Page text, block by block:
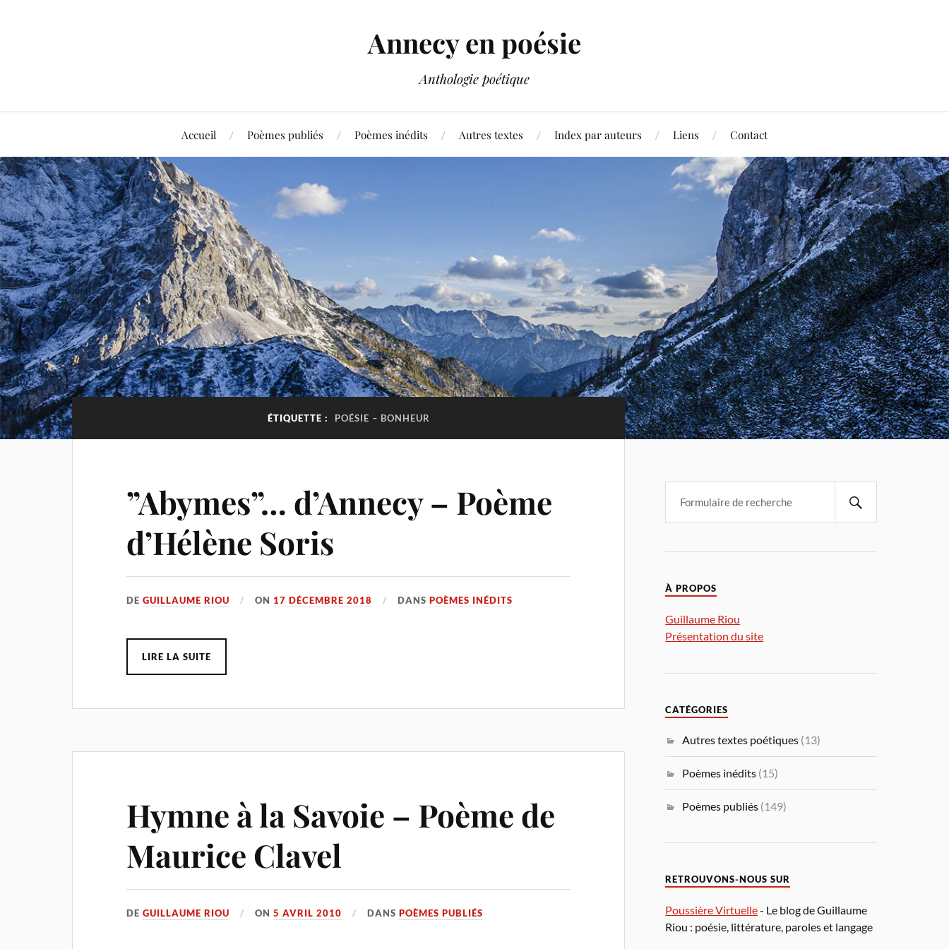
Annecy en poésie
Anthologie poétique
Accueil Poèmes publiés Poèmes inédits Autres textes Index par auteurs Liens Contact
ÉTIQUETTE : POÉSIE – BONHEUR
”Abymes”… d’Annecy – Poème
d’Hélène Soris
DEGUILLAUME RIOU ON 17 DÉCEMBRE 2018 DANSPOÈMES INÉDITS
LIRE LA SUITE
Hymne à la Savoie – Poème de
Maurice Clavel
DEGUILLAUME RIOU ON5 AVRIL 2010 DANSPOÈMES PUBLIÉS
À PROPOS
Guillaume Riou
Présentation du site
CATÉGORIES
Autres textes poétiques (13)
Poèmes inédits (15)
Poèmes publiés (149)
RETROUVONS-NOUS SUR
Poussière Virtuelle- Le blog de Guillaume
Riou : poésie, littérature, paroles et langage